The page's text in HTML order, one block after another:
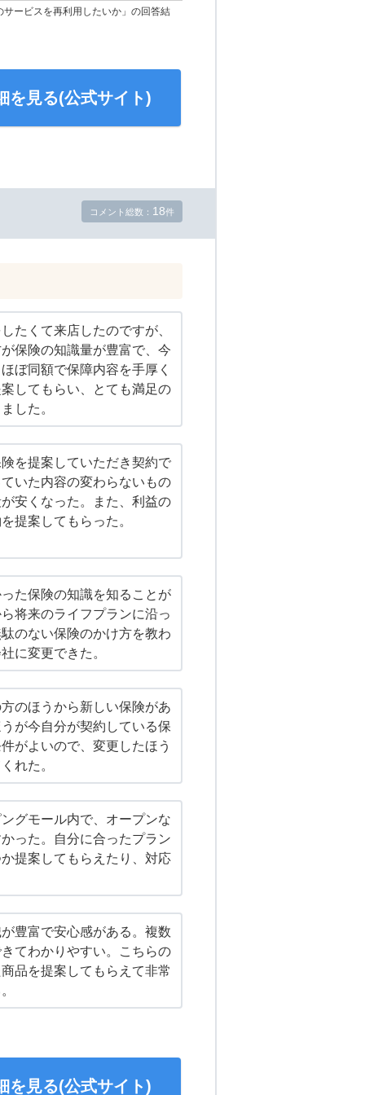
ービスを再利用したいか」の回答結
を見る(公式サイト)
コメント総数： 18件
たくて来店したのですが、
保険の知識量が豊富で、今
ぼ同額で保障内容を手厚く
してもらい、とても満足の
した。
を提案していただき契約で
いた内容の変わらないもの
安くなった。また、利益の
提案してもらった。
た保険の知識を知ることが
将来のライフプランに沿っ
のない保険のかけ方を教わ
に変更できた。
のほうから新しい保険があ
が今自分が契約している保
がよいので、変更したほう
れた。
グモール内で、オープンな
った。自分に合ったプラン
提案してもらえたり、対応
豊富で安心感がある。複数
てわかりやすい。こちらの
品を提案してもらえて非常
を見る(公式サイト)